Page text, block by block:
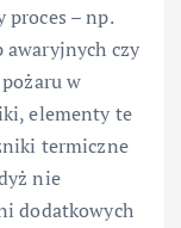
proces – np.
czy
w
elementy te
termiczne
nie
dodatkowych